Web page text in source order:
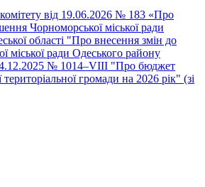
від 19.06.2026 № 183 «Про
Чорноморської міської ради
області "Про внесення змін до
міської ради Одеського району
№ 1014–VІII "Про бюджет
громади на 2026 рік" (зі